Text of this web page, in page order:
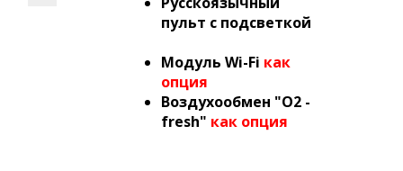
пульт с подсветкой
Модуль Wi-Fi как
опция
Воздухообмен "О2 -
fresh" как опция